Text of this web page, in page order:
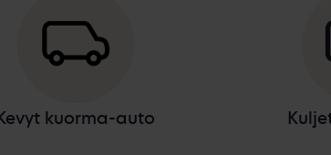
kuorma-auto